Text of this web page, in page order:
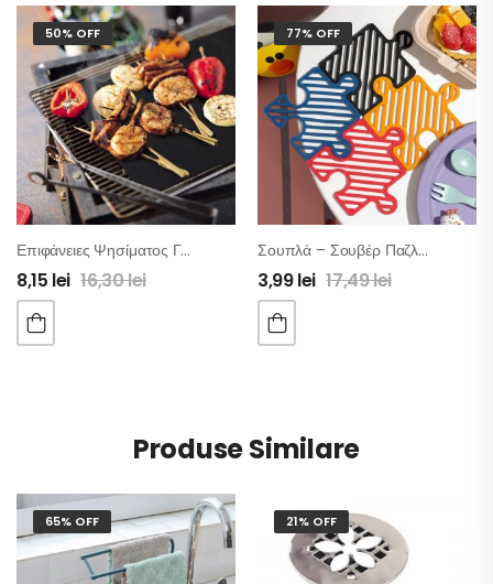
50% OFF
Επιφάνειες Ψησίματος Για Σχάρα & Φούρνο – Σετ 2 Τμχ
8,15 lei 16,30lei
77% OFF
Σουπλά – Σουβέρ Παζλ – Σετ 4 Τμχ
3,99lei 17,49lei
Produse Similare
65% OFF 21% OFF